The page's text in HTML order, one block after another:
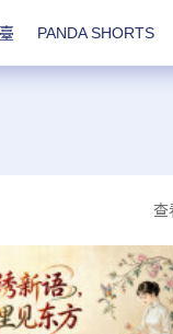
PANDA SHORTS
查